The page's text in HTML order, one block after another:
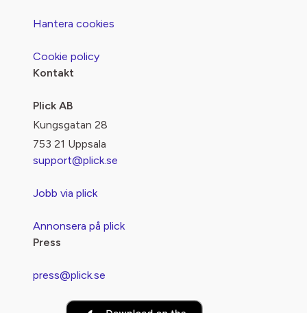
Hantera cookies
Cookie policy
Kontakt
Plick AB
Kungsgatan 28
753 21 Uppsala
support@plick.se
Jobb via plick
Annonsera på plick
Press
press@plick.se